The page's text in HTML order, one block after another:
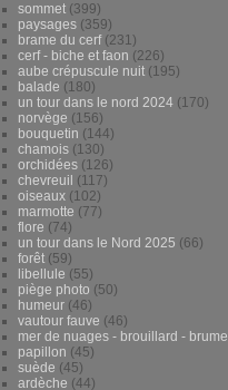
sommet (399)
paysages (359)
brame du cerf(231)
cerf - biche et faon (226)
aube crépuscule nuit (195)
balade (180)
un tour dans le nord 2024 (170)
norvège (156)
bouquetin (144)
chamois (130)
orchidées (126)
chevreuil (117)
oiseaux (102)
marmotte (77)
flore (74)
un tour dans le Nord 2025 (66)
forêt (59)
libellule (55)
piège photo (50)
humeur (46)
vautour fauve (46)
mer de nuages - brouillard - brume
papillon (45)
suède (45)
ardèche (44)